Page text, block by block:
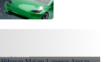
Tempat Hiburan Malam
Resmi